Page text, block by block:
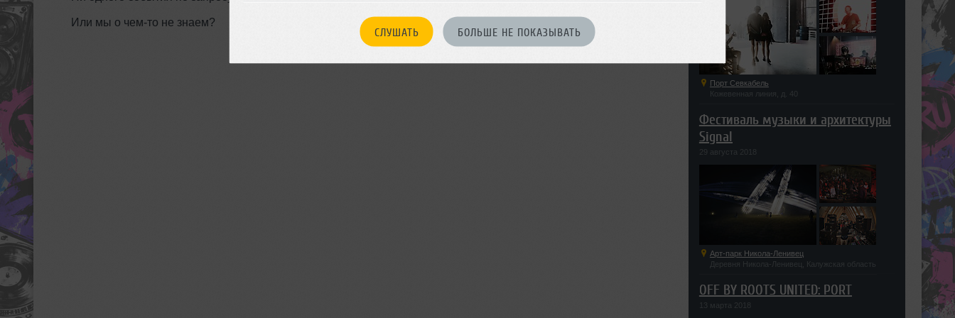
СЛУШАТЬ БОЛЬШЕ НЕ ПОКАЗЫВАТЬ
Или мы о чем-то не знаем?
Порт Севкабель
Кожевенная линия, д. 40
Фестиваль музыки и архитектуры
Signal
29 августа 2018
Арт-парк Никола-Ленивец
Деревня Никола-Ленивец, Калужская область
OFF BY ROOTS UNITED: PORT
13 марта 2018